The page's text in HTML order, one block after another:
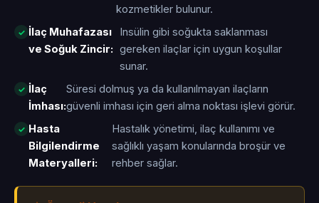
kozmetikler bulunur.
İlaç Muhafazası
ve Soğuk Zincir:
Insülin gibi soğukta saklanması
gereken ilaçlar için uygun koşullar
sunar.
İlaç
İmhası:
Süresi dolmuş ya da kullanılmayan ilaçların
güvenli imhası için geri alma noktası işlevi görür.
Hasta
Bilgilendirme
Materyalleri:
Hastalık yönetimi, ilaç kullanımı ve
sağlıklı yaşam konularında broşür ve
rehber sağlar.